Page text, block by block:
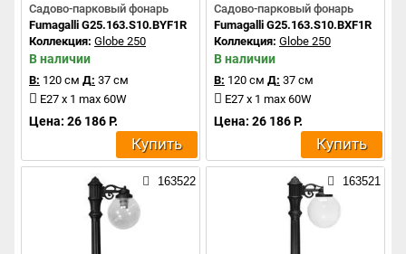
Садово-парковый фонарь
Fumagalli G25.163.S10.BYF1R
Коллекция: Globe 250
В наличии
В: 120 см Д: 37 см
E27 x 1 max 60W
Цена: 26 186 Р.
Купить
Садово-парковый фонарь
Fumagalli G25.163.S10.BXF1R
Коллекция: Globe 250
В наличии
В: 120 см Д: 37 см
E27 x 1 max 60W
Цена: 26 186 Р.
Купить
163522 163521